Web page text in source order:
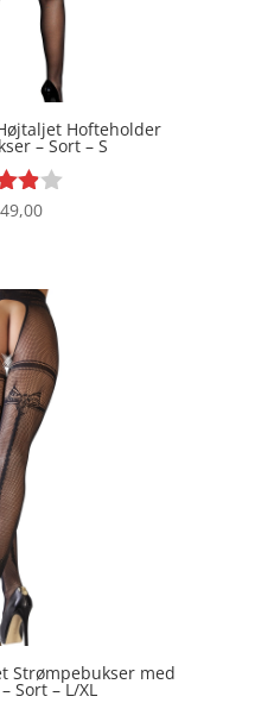
Hofteholder
– Sort – S
Strømpebukser med
Sort – L/XL